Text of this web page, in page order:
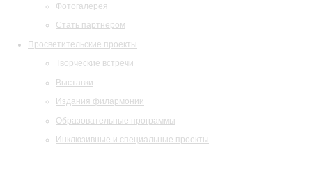
Фотогалерея
Стать партнером
Просветительские проекты
Творческие встречи
Выставки
Издания филармонии
Образовательные программы
Инклюзивные и специальные проекты